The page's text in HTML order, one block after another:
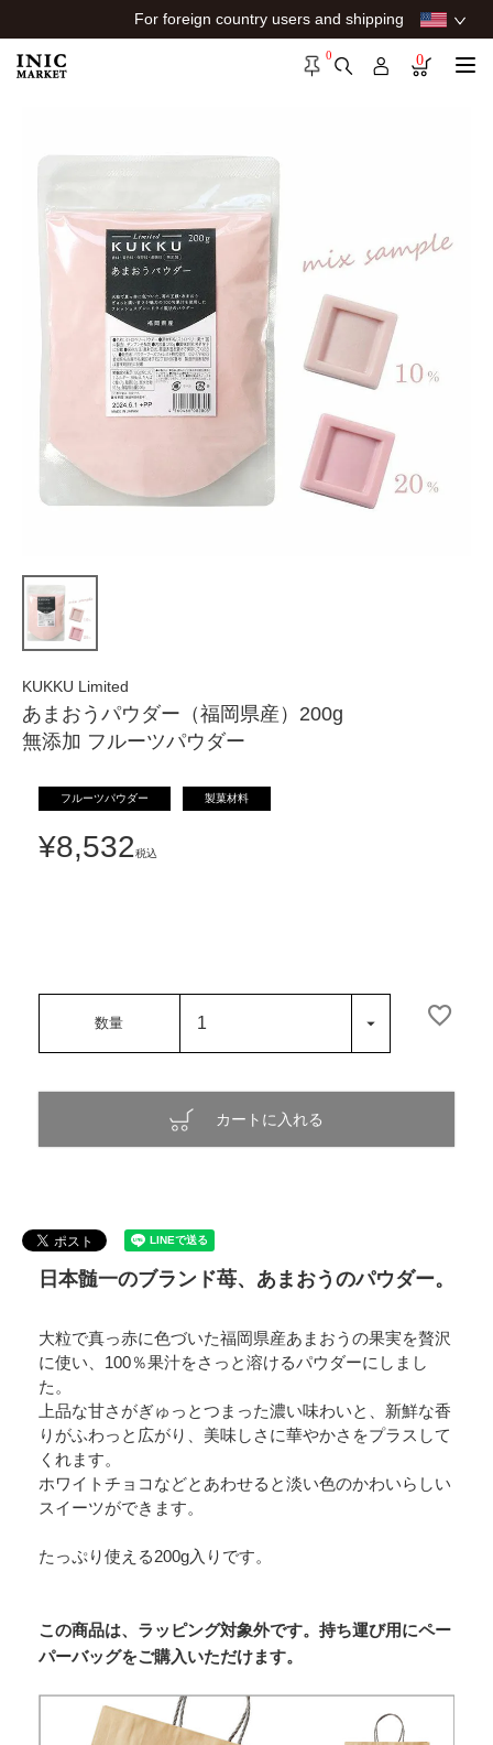
For foreign country users and shipping
0 0
KUKKU Limited
あまおうパウダー（福岡県産）200g
無添加 フルーツパウダー
フルーツパウダー 製菓材料
¥8,532税込
カートに入れる
日本髄一のブランド苺、あまおうのパウダー。
大粒で真っ赤に色づいた福岡県産あまおうの果実を贅沢
に使い、100％果汁をさっと溶けるパウダーにしまし
た。
上品な甘さがぎゅっとつまった濃い味わいと、新鮮な香
りがふわっと広がり、美味しさに華やかさをプラスして
くれます。
ホワイトチョコなどとあわせると淡い色のかわいらしい
スイーツができます。
たっぷり使える200g入りです。
この商品は、ラッピング対象外です。持ち運び用にペー
パーバッグをご購入いただけます。